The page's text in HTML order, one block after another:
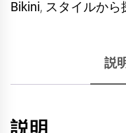
Bikini, スタイルから
説
説明